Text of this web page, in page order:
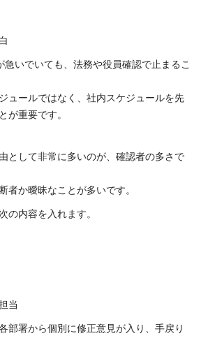
いでいても、法務や役員確認で止まるこ
ュールではなく、社内スケジュールを先
が重要です。
として非常に多いのが、確認者の多さで
者か曖昧なことが多いです。
の内容を入れます。
当
部署から個別に修正意見が入り、手戻り